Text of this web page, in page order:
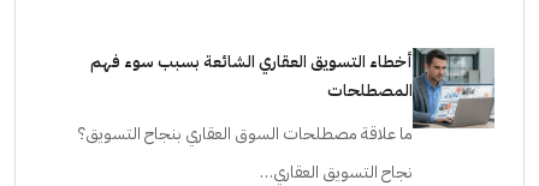
أخطاء التسويق العقاري الشائعة بسبب سوء فهم
المصطلحات
ما علاقة مصطلحات السوق العقاري بنجاح التسويق؟
نجاح التسويق العقاري…